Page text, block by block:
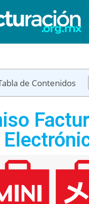
de Contenidos